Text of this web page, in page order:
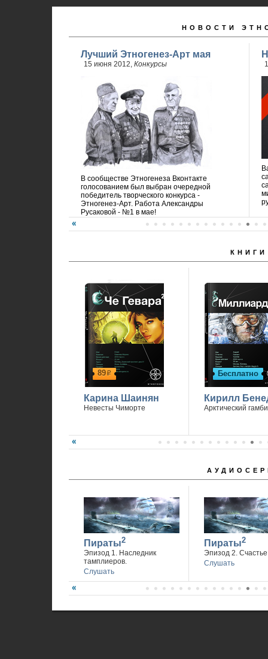
НОВОСТИ
Лучший Этногенез-Арт мая
15 июня 2012, Конкурсы
В сообществе Этногенеза Вконтакте
голосованием был выбран очередной
победитель творческого конкурса -
Этногенез-Арт. Работа Александры
Русаковой - №1 в мае!
КНИГИ
89р
Карина Шаинян
Невесты Чиморте
Бесплатно
Кирилл
Арктический
Пираты2
Эпизод 1. Наследник
тамплиеров.
Слушать
Пираты2
Эпизод 2. Счастье
Слушать